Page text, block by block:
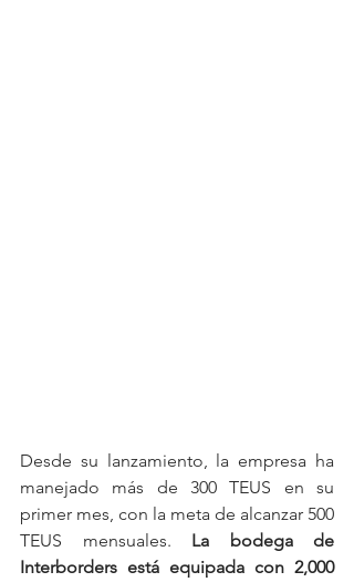
Desde su lanzamiento, la empresa ha
manejado más de 300 TEUS en su
primer mes, con la meta de alcanzar 500
TEUS mensuales. La bodega de
Interborders está equipada con 2,000